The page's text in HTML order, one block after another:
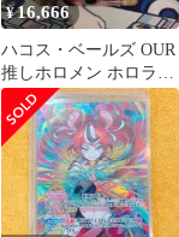
¥16,666
ハコス・ベールズ OUR
推しホロメン ホロライ
ブカード ホロカ